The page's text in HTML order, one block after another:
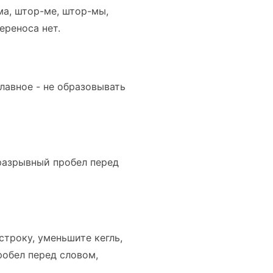
штор-ме, штор-мы,
нет.
- не образовывать
пробел перед
уменьшите кегль,
перед словом,